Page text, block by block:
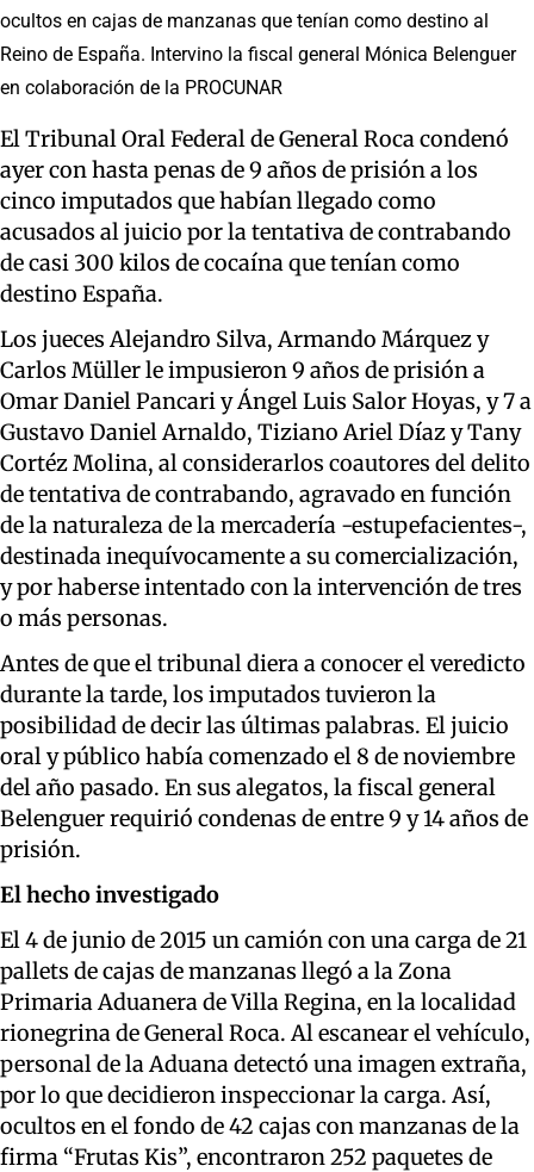
ocultos en cajas de manzanas que tenían como destino al
Reino de España. Intervino la fiscal general Mónica Belenguer
en colaboración de la PROCUNAR
El Tribunal Oral Federal de General Roca condenó
ayer con hasta penas de 9 años de prisión a los
cinco imputados que habían llegado como
acusados al juicio por la tentativa de contrabando
de casi 300 kilos de cocaína que tenían como
destino España.
Los jueces Alejandro Silva, Armando Márquez y
Carlos Müller le impusieron 9 años de prisión a
Omar Daniel Pancari y Ángel Luis Salor Hoyas, y 7 a
Gustavo Daniel Arnaldo, Tiziano Ariel Díaz y Tany
Cortéz Molina, al considerarlos coautores del delito
de tentativa de contrabando, agravado en función
de la naturaleza de la mercadería -estupefacientes-,
destinada inequívocamente a su comercialización,
y por haberse intentado con la intervención de tres
o más personas.
Antes de que el tribunal diera a conocer el veredicto
durante la tarde, los imputados tuvieron la
posibilidad de decir las últimas palabras. El juicio
oral y público había comenzado el 8 de noviembre
del año pasado. En sus alegatos, la fiscal general
Belenguer requirió condenas de entre 9 y 14 años de
prisión.
El hecho investigado
El 4 de junio de 2015 un camión con una carga de 21
pallets de cajas de manzanas llegó a la Zona
Primaria Aduanera de Villa Regina, en la localidad
rionegrina de General Roca. Al escanear el vehículo,
personal de la Aduana detectó una imagen extraña,
por lo que decidieron inspeccionar la carga. Así,
ocultos en el fondo de 42 cajas con manzanas de la
firma “Frutas Kis”, encontraron 252 paquetes de